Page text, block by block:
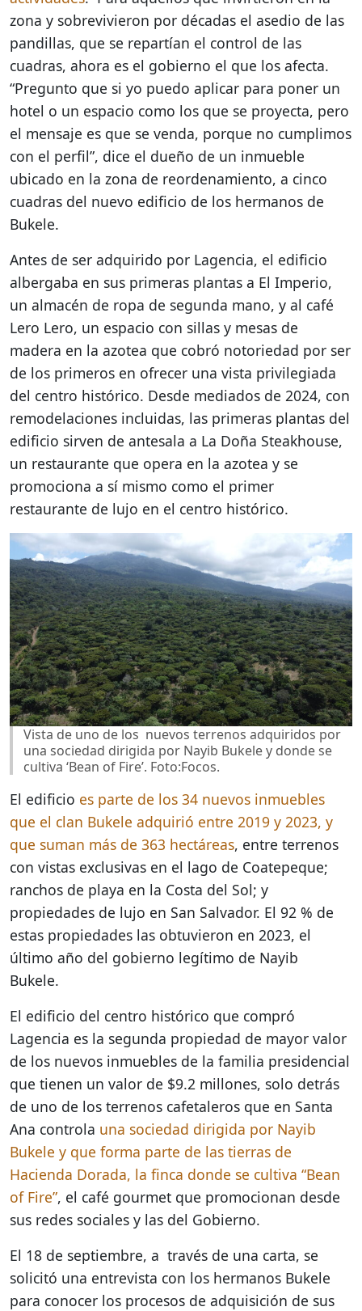
zona y sobrevivieron por décadas el asedio de las
pandillas, que se repartían el control de las
cuadras, ahora es el gobierno el que los afecta.
“Pregunto que si yo puedo aplicar para poner un
hotel o un espacio como los que se proyecta, pero
el mensaje es que se venda, porque no cumplimos
con el perfil”, dice el dueño de un inmueble
ubicado en la zona de reordenamiento, a cinco
cuadras del nuevo edificio de los hermanos de
Bukele.
Antes de ser adquirido por Lagencia, el edificio
albergaba en sus primeras plantas a El Imperio,
un almacén de ropa de segunda mano, y al café
Lero Lero, un espacio con sillas y mesas de
madera en la azotea que cobró notoriedad por ser
de los primeros en ofrecer una vista privilegiada
del centro histórico. Desde mediados de 2024, con
remodelaciones incluidas, las primeras plantas del
edificio sirven de antesala a La Doña Steakhouse,
un restaurante que opera en la azotea y se
promociona a sí mismo como el primer
restaurante de lujo en el centro histórico.
Vista de uno de los nuevos terrenos adquiridos por
una sociedad dirigida por Nayib Bukele y donde se
cultiva ‘Bean of Fire’. Foto:Focos.
El edificio es parte de los 34 nuevos inmuebles
que el clan Bukele adquirió entre 2019 y 2023, y
que suman más de 363 hectáreas, entre terrenos
con vistas exclusivas en el lago de Coatepeque;
ranchos de playa en la Costa del Sol; y
propiedades de lujo en San Salvador. El 92 % de
estas propiedades las obtuvieron en 2023, el
último año del gobierno legítimo de Nayib
Bukele.
El edificio del centro histórico que compró
Lagencia es la segunda propiedad de mayor valor
de los nuevos inmuebles de la familia presidencial
que tienen un valor de $9.2 millones, solo detrás
de uno de los terrenos cafetaleros que en Santa
Ana controla una sociedad dirigida por Nayib
Bukele y que forma parte de las tierras de
Hacienda Dorada, la finca donde se cultiva “Bean
of Fire”, el café gourmet que promocionan desde
sus redes sociales y las del Gobierno.
El 18 de septiembre, a través de una carta, se
solicitó una entrevista con los hermanos Bukele
para conocer los procesos de adquisición de sus